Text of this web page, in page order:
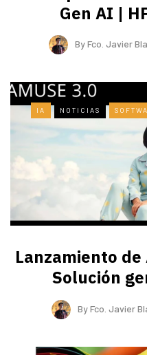
Gen AI |
ByFco. Javier
IA NOTICIAS
Lanzamiento de
Solución
ByFco. Javier